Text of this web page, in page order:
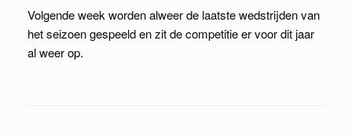
Volgende week worden alweer de laatste wedstrijden van
het seizoen gespeeld en zit de competitie er voor dit jaar
al weer op.